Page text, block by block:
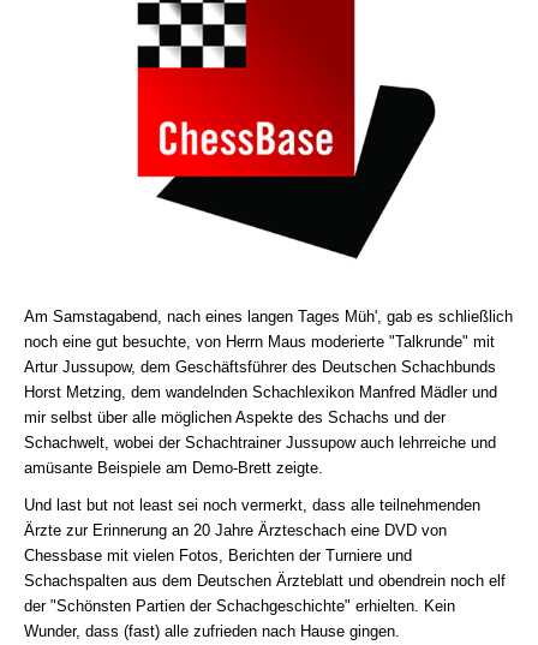
Am Samstagabend, nach eines langen Tages Müh', gab es schließlich
noch eine gut besuchte, von Herrn Maus moderierte "Talkrunde" mit
Artur Jussupow, dem Geschäftsführer des Deutschen Schachbunds
Horst Metzing, dem wandelnden Schachlexikon Manfred Mädler und
mir selbst über alle möglichen Aspekte des Schachs und der
Schachwelt, wobei der Schachtrainer Jussupow auch lehrreiche und
amüsante Beispiele am Demo-Brett zeigte.
Und last but not least sei noch vermerkt, dass alle teilnehmenden
Ärzte zur Erinnerung an 20 Jahre Ärzteschach eine DVD von
Chessbase mit vielen Fotos, Berichten der Turniere und
Schachspalten aus dem Deutschen Ärzteblatt und obendrein noch elf
der "Schönsten Partien der Schachgeschichte" erhielten. Kein
Wunder, dass (fast) alle zufrieden nach Hause gingen.